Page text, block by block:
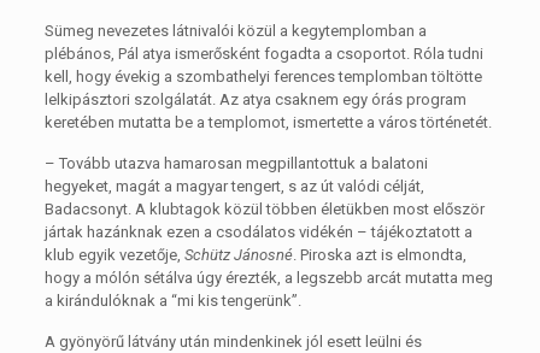
Sümeg nevezetes látnivalói közül a kegytemplomban a
plébános, Pál atya ismerősként fogadta a csoportot. Róla tudni
kell, hogy évekig a szombathelyi ferences templomban töltötte
lelkipásztori szolgálatát. Az atya csaknem egy órás program
keretében mutatta be a templomot, ismertette a város történetét.
– Tovább utazva hamarosan megpillantottuk a balatoni
hegyeket, magát a magyar tengert, s az út valódi célját,
Badacsonyt. A klubtagok közül többen életükben most először
jártak hazánknak ezen a csodálatos vidékén – tájékoztatott a
klub egyik vezetője, Schütz Jánosné. Piroska azt is elmondta,
hogy a mólón sétálva úgy érezték, a legszebb arcát mutatta meg
a kirándulóknak a “mi kis tengerünk”.
A gyönyörű látvány után mindenkinek jól esett leülni és